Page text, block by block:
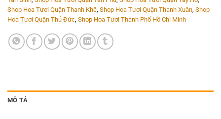
Shop Hoa Tươi Quận Thanh Khê, Shop Hoa Tươi Quận Thanh Xuân, Shop
Hoa Tươi Quận Thủ Đức, Shop Hoa Tươi Thành Phố Hồ Chí Minh
MÔ TẢ